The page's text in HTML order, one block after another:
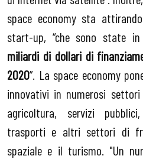
space economy sta
start-up, “che sono state
miliardi di dollari di
2020”. La space economy
innovativi in numerosi
agricoltura, servizi
trasporti e altri settori di
spaziale e il turismo. "Un